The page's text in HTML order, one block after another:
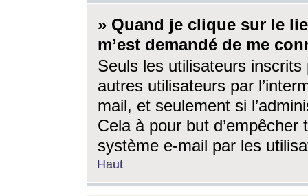
» Quand je clique sur le
m’est demandé de me
Seuls les utilisateurs
autres utilisateurs par
mail, et seulement si
Cela à pour but
système e-mail par les
Haut